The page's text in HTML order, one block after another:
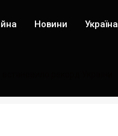
Новини Україна
рекорд України